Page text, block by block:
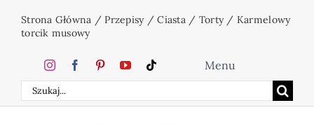
Strona Główna /Przepisy/Ciasta/ Torty/ Karmelowy
torcik musowy
Szukaj
Menu
Home